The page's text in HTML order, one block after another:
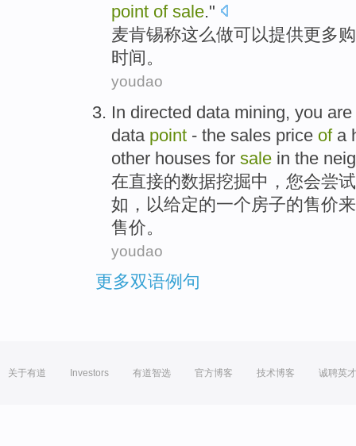
point of sale."
麦肯锡称这么做可以提供更多
时间。
youdao
In directed data mining, you are
data point - the sales price ofa
other houses for sale in the
在直接的数据挖掘中 ， 您会尝试
如 ，以给定的一个房子的售价
售价。
youdao
更多双语例句
关于有道 Investors 有道智选 官方博客 技术博客 诚聘英才